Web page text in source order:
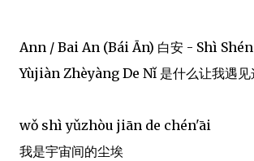
Ann / Bai An (Bái Ān) 白安 - Shì
Yùjiàn Zhèyàng De Nǐ 是什么让我遇见
wǒ shì yǔzhòu jiān de chén'āi
我是宇宙间的尘埃